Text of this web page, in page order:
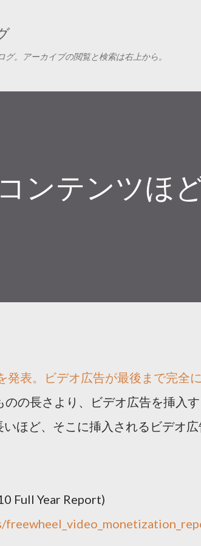
。アーカイブの閲覧と検索は右上から。
ンテンツほ
発表。ビデオ広告が最後まで完全
の長さより、ビデオ広告を挿入す
ほど、そこに挿入されるビデオ
Full Year Report)